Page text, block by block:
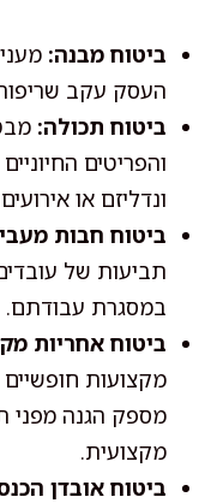
ביטוח מבנה:
העסק עקב
ביטוח תכולה:
והפריטים
ונדליזם או
ביטוח חבות
תביעות של
במסגרת עבודתם.
ביטוח אחריות
מקצועות חופשיים
מספק הגנה מפני
מקצועית.
ביטוח אובדן